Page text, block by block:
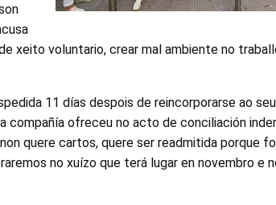
xeito voluntario, crear mal ambiente no
11 días despois de reincorporarse ao
compañía ofreceu no acto de conciliación
quere cartos, quere ser readmitida porque
no xuízo que terá lugar en novembro e